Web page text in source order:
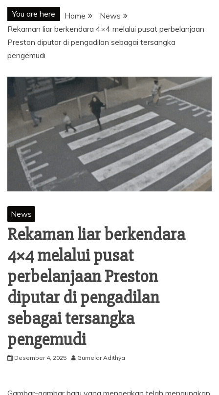
You are here Home
News
Rekaman liar berkendara 4×4 melalui pusat perbelanjaan
Preston diputar di pengadilan sebagai tersangka
pengemudi
News
Rekaman liar berkendara
4×4 melalui pusat
perbelanjaan Preston
diputar di pengadilan
sebagai tersangka
pengemudi
Desember 4, 2025 Gumelar Adithya